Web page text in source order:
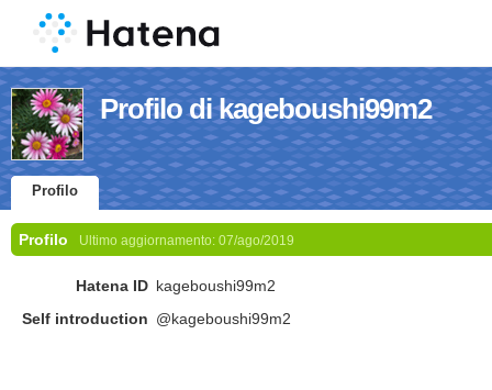
Profilo di kageboushi99m2
Profilo
Profilo Ultimo aggiornamento: 07/ago/2019
Hatena ID kageboushi99m2
Self introduction @kageboushi99m2